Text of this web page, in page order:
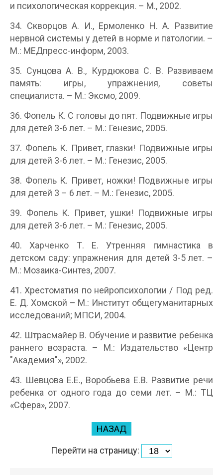
и психологическая коррекция. – М., 2002.
34. Скворцов А. И., Ермоленко Н. А. Развитие
нервной системы у детей в норме и патологии. –
М.: МЕДпресс-информ, 2003.
35. Сунцова А. В., Курдюкова С. В. Развиваем
память: игры, упражнения, советы
специалиста. – М.: Эксмо, 2009.
36. Фопель К. С головы до пят. Подвижные игры
для детей 3-6 лет. – М.: Генезис, 2005.
37. Фопель К. Привет, глазки! Подвижные игры
для детей 3-6 лет. – М.: Генезис, 2005.
38. Фопель К. Привет, ножки! Подвижные игры
для детей 3 – 6 лет. – М.: Генезис, 2005.
39. Фопель К. Привет, ушки! Подвижные игры
для детей 3-6 лет. – М.: Генезис, 2005.
40. Харченко Т. Е. Утренняя гимнастика в
детском саду: упражнения для детей 3-5 лет. –
М.: Мозаика-Синтез, 2007.
41. Хрестоматия по нейропсихологии / Под ред.
Е. Д. Хомской – М.: Институт общегуманитарных
исследований; МПСИ, 2004.
42. Штрасмайер В. Обучение и развитие ребенка
раннего возраста. – М.: Издательство «Центр
"Академия"», 2002.
43. Шевцова Е.Е., Воробьева Е.В. Развитие речи
ребенка от одного года до семи лет. – М.: ТЦ
«Сфера», 2007.
НАЗАД
Перейти на страницу: